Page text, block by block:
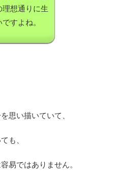
理想通りに生
すよね。
思い描いていて、
も、
易ではありません。